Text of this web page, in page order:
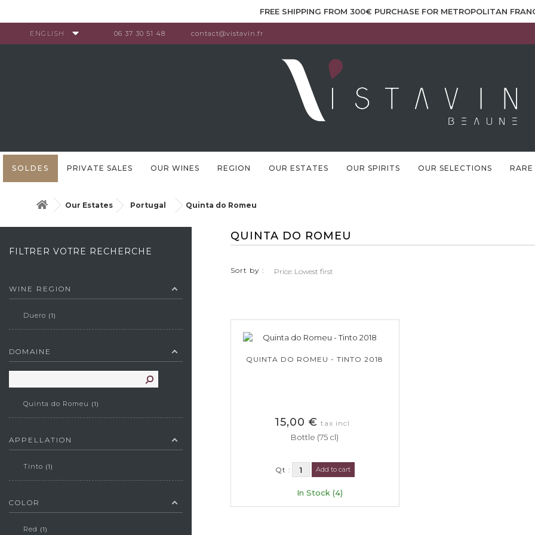
FREE SHIPPING FROM 300€ PURCHASE FOR METROPOLITAN
ENGLISH 06 37 30 51 48 contact@vistavin.fr
SOLDES PRIVATE SALES OUR WINES REGION OUR ESTATES OUR SPIRITS OUR SELECTIONS RARE
Our Estates Portugal Quinta do Romeu
FILTRER VOTRE RECHERCHE
WINE REGION
Duero 1
DOMAINE
Quinta do Romeu 1
APPELLATION
Tinto 1
COLOR
Red 1
QUINTA DO ROMEU
Sort by : Price: Lowest first
QUINTA DO ROMEU - TINTO 2018
15,00 € tax incl.
Bottle (75 cl)
Qt : Add to cart
In Stock (4)